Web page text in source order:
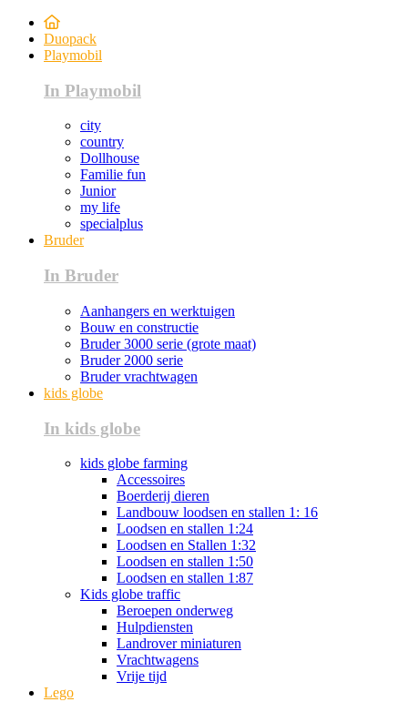
Duopack
Playmobil
In Playmobil
city
country
Dollhouse
Familie fun
Junior
my life
specialplus
Bruder
In Bruder
Aanhangers en werktuigen
Bouw en constructie
Bruder 3000 serie (grote maat)
Bruder 2000 serie
Bruder vrachtwagen
kids globe
In kids globe
kids globe farming
Accessoires
Boerderij dieren
Landbouw loodsen en stallen 1: 16
Loodsen en stallen 1:24
Loodsen en Stallen 1:32
Loodsen en stallen 1:50
Loodsen en stallen 1:87
Kids globe traffic
Beroepen onderweg
Hulpdiensten
Landrover miniaturen
Vrachtwagens
Vrije tijd
Lego